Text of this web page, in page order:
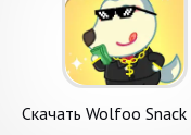
Скачать Wolfoo Snack